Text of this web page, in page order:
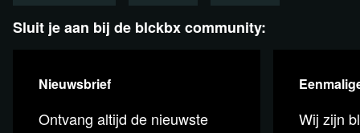
Sluit je aan bij de blckbx community:
Nieuwsbrief
Ontvang altijd de nieuwste
Wij zijn